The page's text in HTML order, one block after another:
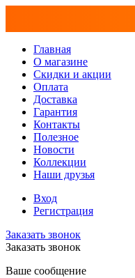
Главная
О магазине
Скидки и акции
Оплата
Доставка
Гарантия
Контакты
Полезное
Новости
Коллекции
Наши друзья
Вход
Регистрация
Заказать звонок
Заказать звонок
Ваше сообщение